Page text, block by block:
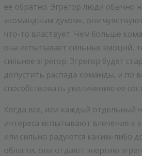
ее обратно. Эгрегор люди обычно
«командным духом», они
что-то властвует. Чем больше
она испытывает сильных эмоций,
сильнее эгрегор. Эгрегор будет
допустить распада команды, и по
способствовать увеличению ее
Когда все, или каждый отдельный
интереса испытывают влечение к
или сильно радуются каким-либо
области, они отдают энергию